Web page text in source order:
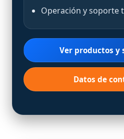
Operación y soporte
Ver productos y
Datos de